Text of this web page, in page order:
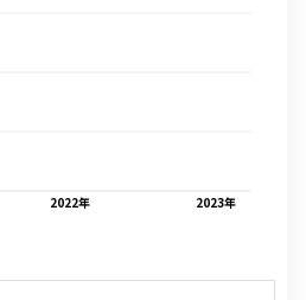
2022年 2023年